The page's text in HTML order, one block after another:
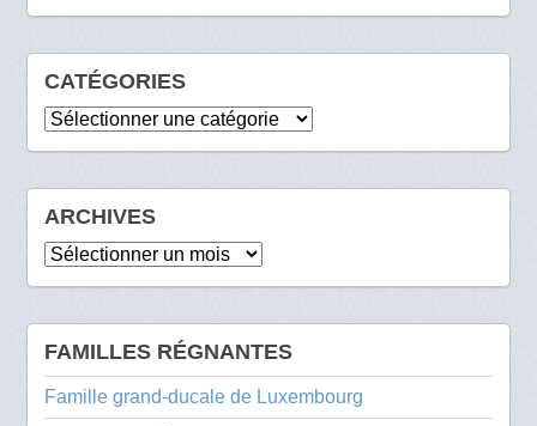
CATÉGORIES
Catégories
ARCHIVES
Archives
FAMILLES RÉGNANTES
Famille grand-ducale de Luxembourg